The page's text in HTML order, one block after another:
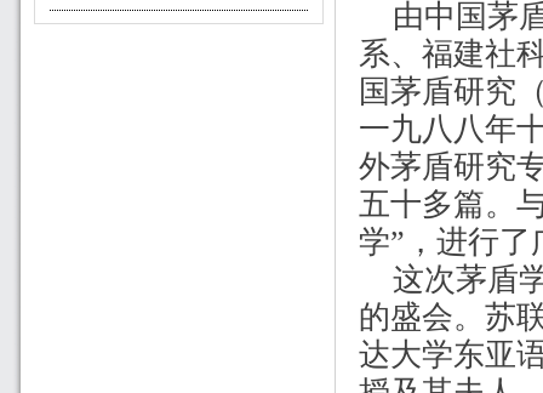
由中国茅
系、福建社
国茅盾研究
一九八八年
外茅盾研究
五十多篇。
学”，进行
这次茅盾
的盛会。苏
达大学东亚